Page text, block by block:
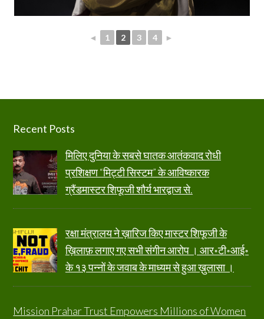
◄ 1 2 3 4 ►
Footer
Recent Posts
मिलिए दुनिया के सबसे घातक आतंकवाद रोधी
प्रशिक्षण “मिट्टी सिस्टम” के आविष्कारक
ग्रैंडमास्टर शिफूजी शौर्य भारद्वाज से.
रक्षा मंत्रालय ने ख़ारिज किए मास्टर शिफूजी के
ख़िलाफ़ लगाए गए सभी संगीन आरोप । आर॰टी॰आई॰
के १३ पन्नों के जवाब के माध्यम से हुआ ख़ुलासा ।
Mission Prahar Trust Empowers Millions of Women